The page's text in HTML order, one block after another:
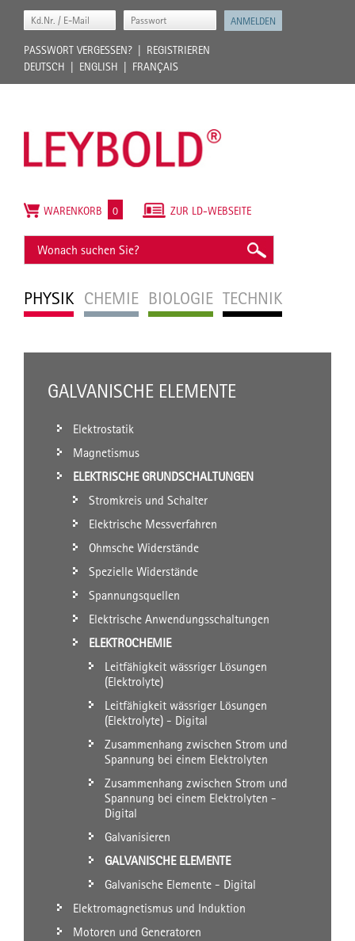
PASSWORT VERGESSEN?
REGISTRIEREN
DEUTSCH
ENGLISH FRANÇAIS
PHYSIK CHEMIE BIOLOGIE TECHNIK
ZUR LD-WEBSEITE
WARENKORB 0
GALVANISCHE ELEMENTE
Elektrostatik
Magnetismus
ELEKTRISCHE GRUNDSCHALTUNGEN
Stromkreis und Schalter
Elektrische Messverfahren
Ohmsche Widerstände
Spezielle Widerstände
Spannungsquellen
Elektrische Anwendungsschaltungen
ELEKTROCHEMIE
Leitfähigkeit wässriger Lösungen
(Elektrolyte)
Leitfähigkeit wässriger Lösungen
(Elektrolyte) - Digital
Zusammenhang zwischen Strom und
Spannung bei einem Elektrolyten
Zusammenhang zwischen Strom und
Spannung bei einem Elektrolyten -
Digital
Galvanisieren
GALVANISCHE ELEMENTE
Galvanische Elemente - Digital
Elektromagnetismus und Induktion
Motoren und Generatoren